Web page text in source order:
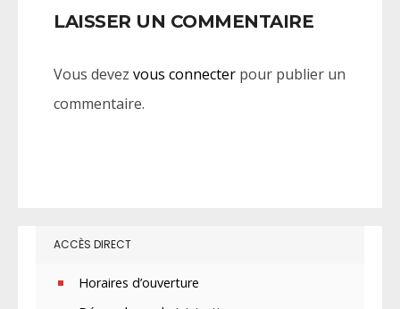
LAISSER UN COMMENTAIRE
Vous devez vous connecter pour publier un
commentaire.
ACCÈS DIRECT
Horaires d’ouverture